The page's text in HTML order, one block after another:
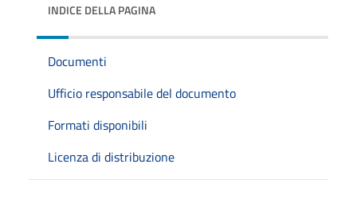
INDICE DELLA PAGINA
Documenti
Ufficio responsabile del documento
Formati disponibili
Licenza di distribuzione